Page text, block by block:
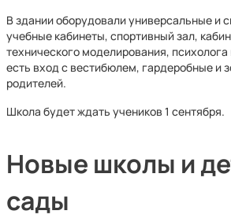
В здании оборудовали универсальные и
учебные кабинеты, спортивный зал,
технического моделирования,
есть вход с вестибюлем, гардеробные и
родителей.
Школа будет ждать учеников 1 сентября.
Новые школы и
сады